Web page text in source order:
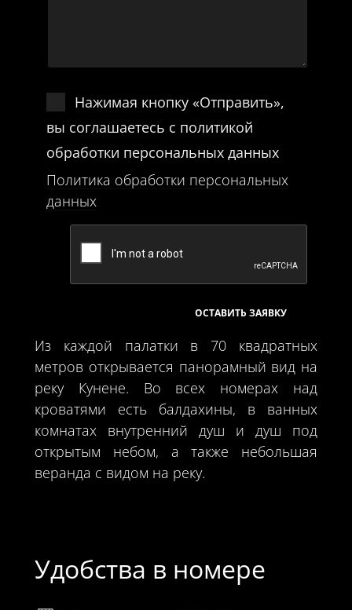
Нажимая кнопку «Отправить»,
вы соглашаетесь с политикой
обработки персональных данных
Политика обработки персональных
данных
Из каждой палатки в 70 квадратных
метров открывается панорамный вид на
реку Кунене. Во всех номерах над
кроватями есть балдахины, в ванных
комнатах внутренний душ и душ под
открытым небом, а также небольшая
веранда с видом на реку.
Удобства в номере